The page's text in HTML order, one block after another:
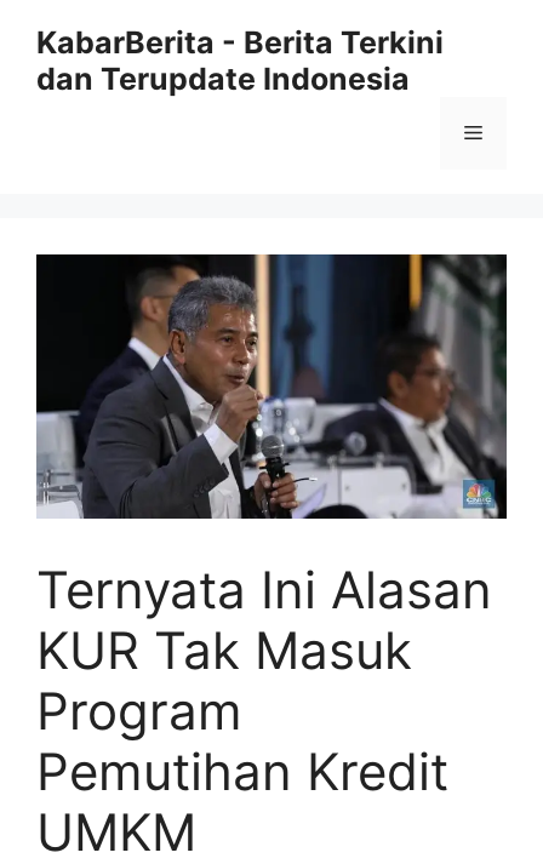
KabarBerita - Berita Terkini
dan Terupdate Indonesia
Menu
Ternyata Ini Alasan
KUR Tak Masuk
Program
Pemutihan Kredit
UMKM